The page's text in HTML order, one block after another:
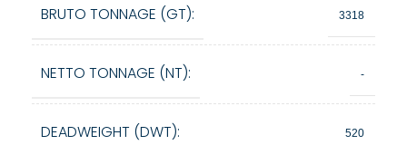
BRUTO TONNAGE (GT): 3318
NETTO TONNAGE (NT): -
DEADWEIGHT (DWT): 520